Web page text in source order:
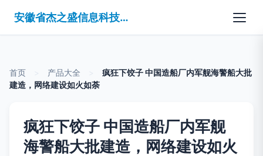
安徽省杰之盛信息科技有限公司
首页 产品大全
疯狂下饺子 中国造船厂内军舰海警船大批
建造，网络建设如火如荼
疯狂下饺子 中国造船厂内军舰
海警船大批建造，网络建设如火